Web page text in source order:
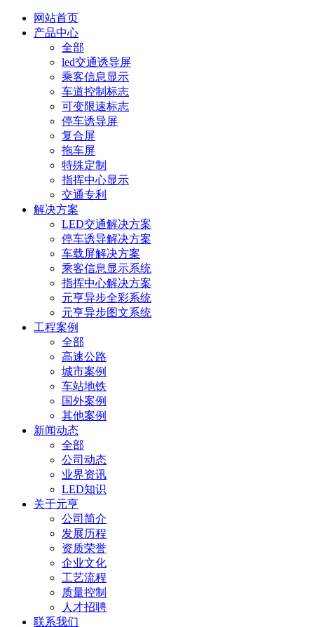
网站首页
产品中心
全部
led交通诱导屏
乘客信息显示
车道控制标志
可变限速标志
停车诱导屏
复合屏
拖车屏
特殊定制
指挥中心显示
交通专利
解决方案
LED交通解决方案
停车诱导解决方案
车载屏解决方案
乘客信息显示系统
指挥中心解决方案
元亨异步全彩系统
元亨异步图文系统
工程案例
全部
高速公路
城市案例
车站地铁
国外案例
其他案例
新闻动态
全部
公司动态
业界资讯
LED知识
关于元亨
公司简介
发展历程
资质荣誉
企业文化
工艺流程
质量控制
人才招聘
联系我们